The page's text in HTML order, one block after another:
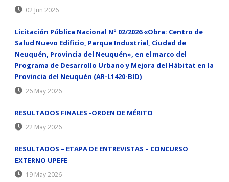
02 Jun 2026
Licitación Pública Nacional N° 02/2026 «Obra: Centro de
Salud Nuevo Edificio, Parque Industrial, Ciudad de
Neuquén, Provincia del Neuquén», en el marco del
Programa de Desarrollo Urbano y Mejora del Hábitat en la
Provincia del Neuquén (AR-L1420-BID)
26 May 2026
RESULTADOS FINALES -ORDEN DE MÉRITO
22 May 2026
RESULTADOS – ETAPA DE ENTREVISTAS – CONCURSO
EXTERNO UPEFE
19 May 2026